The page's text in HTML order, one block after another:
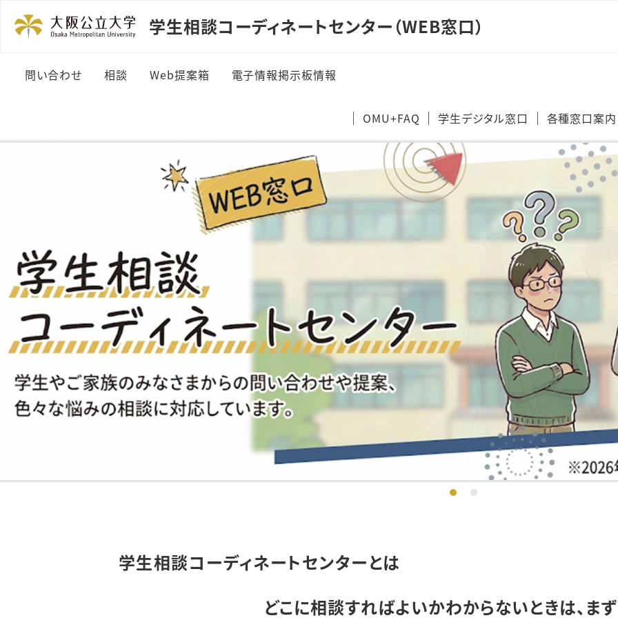
学生相談コーディネートセンター（WEB窓口）
問い合わせ 相談 Web提案箱
(カテゴリ別)
これまでの提案と回答
(年度別)
電子情報掲示板情報
詳細情報＞キャリア支
援室情報
掲載依頼方法
OMU+FAQ 学生デジタル窓口 各種窓口案内
学生相談コーディネートセンターとは
どこに相談すればよいかわからないときは、ま